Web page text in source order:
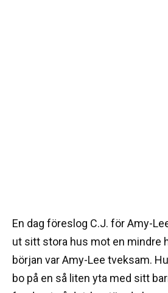
En dag föreslog C.J. för Amy-
ut sitt stora hus mot en mindre
början var Amy-Lee tveksam.
bo på en så liten yta med sitt